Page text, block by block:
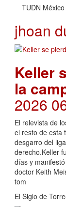
TUDN México
jhoan
Keller
la
2026
El relevista de
el resto de esta
desgarro del
derecho.Keller
días y
doctor Keith
tom
El Siglo de